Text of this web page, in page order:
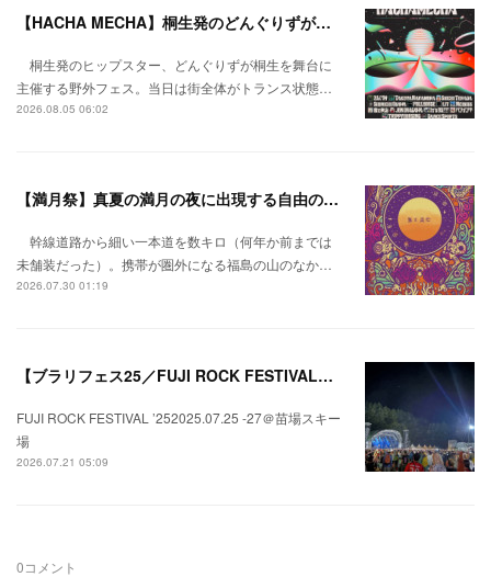
【HACHA MECHA】桐生発のどんぐりずが桐生をハチャメチャに彩る。
桐生発のヒップスター、どんぐりずが桐生を舞台に
主催する野外フェス。当日は街全体がトランス状態…
2026.08.05 06:02
【満月祭】真夏の満月の夜に出現する自由の桃源郷。
幹線道路から細い一本道を数キロ（何年か前までは
未舗装だった）。携帯が圏外になる福島の山のなか…
2026.07.30 01:19
【ブラリフェス25／FUJI ROCK FESTIVAL】日本の夏にはフジロックが欠かせない。
FUJI ROCK FESTIVAL ’252025.07.25 -27＠苗場スキー
場
2026.07.21 05:09
0コメント